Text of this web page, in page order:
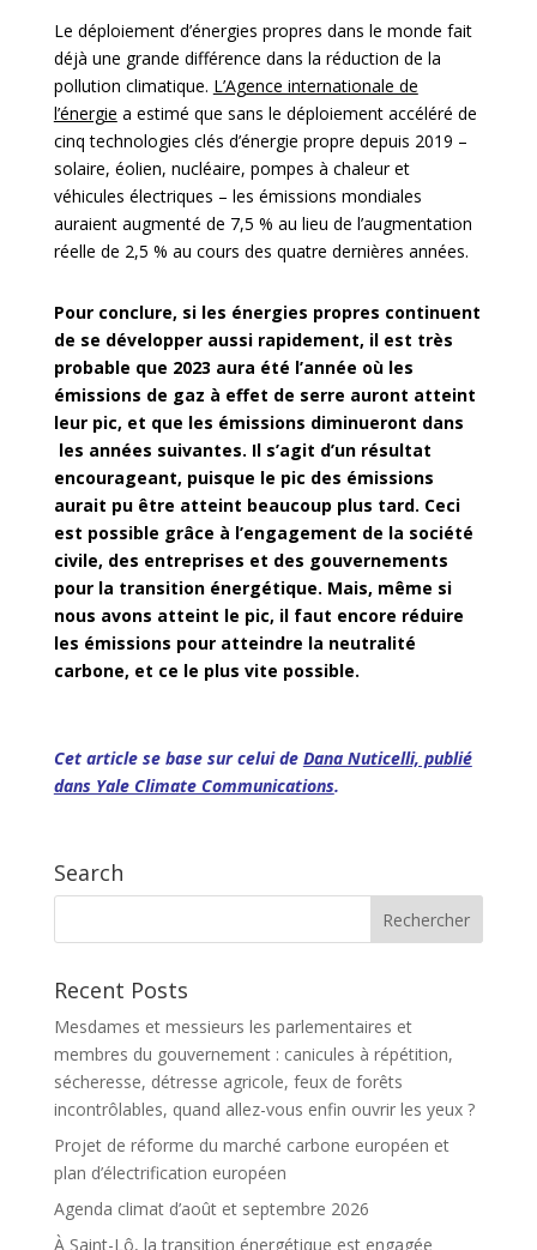
Le déploiement d’énergies propres dans le monde fait
déjà une grande différence dans la réduction de la
pollution climatique. L’Agence internationale de
l’énergie a estimé que sans le déploiement accéléré de
cinq technologies clés d’énergie propre depuis 2019 –
solaire, éolien, nucléaire, pompes à chaleur et
véhicules électriques – les émissions mondiales
auraient augmenté de 7,5 % au lieu de l’augmentation
réelle de 2,5 % au cours des quatre dernières années.
Pour conclure, si les énergies propres continuent
de se développer aussi rapidement, il est très
probable que 2023 aura été l’année où les
émissions de gaz à effet de serre auront atteint
leur pic, et que les émissions diminueront dans
les années suivantes. Il s’agit d’un résultat
encourageant, puisque le pic des émissions
aurait pu être atteint beaucoup plus tard. Ceci
est possible grâce à l’engagement de la société
civile, des entreprises et des gouvernements
pour la transition énergétique. Mais, même si
nous avons atteint le pic, il faut encore réduire
les émissions pour atteindre la neutralité
carbone, et ce le plus vite possible.
Cet article se base sur celui de Dana Nuticelli, publié
dans Yale Climate Communications.
Search
Recent Posts
Mesdames et messieurs les parlementaires et
membres du gouvernement : canicules à répétition,
sécheresse, détresse agricole, feux de forêts
incontrôlables, quand allez-vous enfin ouvrir les yeux ?
Projet de réforme du marché carbone européen et
plan d’électrification européen
Agenda climat d’août et septembre 2026
À Saint-Lô, la transition énergétique est engagée